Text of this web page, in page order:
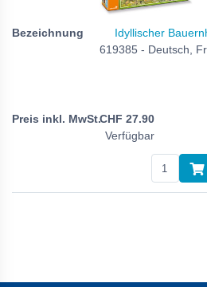
Idyllischer
619385 - Deutsch,
CHF 27.90
Verfügbar